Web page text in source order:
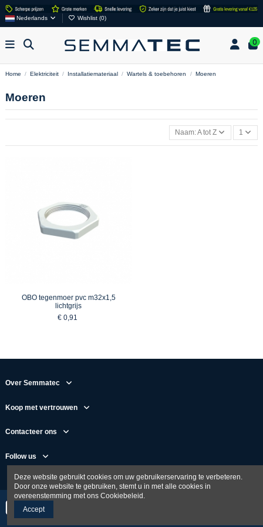
Nederlands Wishlist (0)
0
Home Elektriciteit Installatiemateriaal Wartels & toebehoren Moeren
Moeren
Naam: A tot Z 1
OBO tegenmoer pvc m32x1,5
lichtgrijs
€ 0,91
Over Semmatec
Koop met vertrouwen
Contacteer ons
Follow us
Deze website gebruikt cookies om uw gebruikerservaring te verbeteren.
Door onze website te gebruiken, stemt u in met alle cookies in
overeenstemming met ons Cookiebeleid.
Accept